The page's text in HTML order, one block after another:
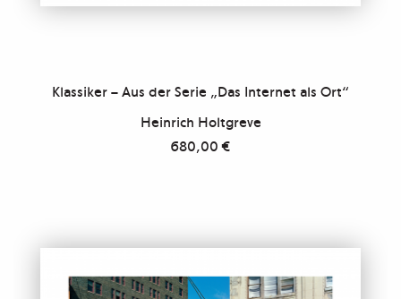
Klassiker – Aus der Serie „Das Internet als Ort“
Heinrich Holtgreve
680,00€